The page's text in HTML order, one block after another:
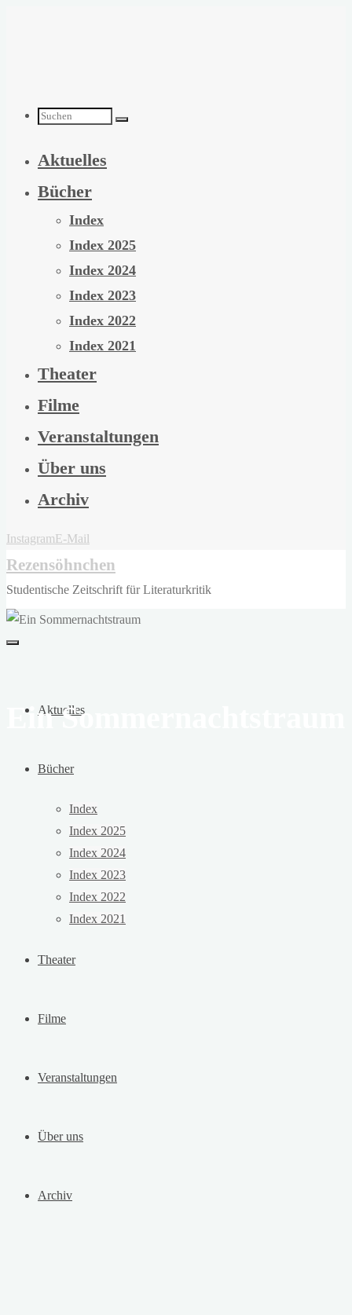
Suchen
nach:
Aktuelles
Bücher
Index
Index 2025
Index 2024
Index 2023
Index 2022
Index 2021
Theater
Filme
Veranstaltungen
Über uns
Archiv
InstagramE-Mail
Rezensöhnchen
Studentische Zeitschrift für Literaturkritik
Aktuelles
Bücher
Index
Index 2025
Index 2024
Index 2023
Index 2022
Index 2021
Theater
Filme
Veranstaltungen
Über uns
Archiv
Ein Sommernachtstraum